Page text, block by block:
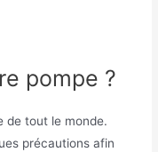
pompe ?
de tout le monde.
précautions afin